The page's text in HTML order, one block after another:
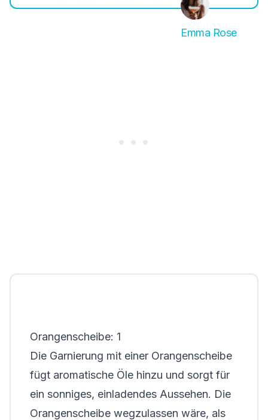
Emma Rose
Orangenscheibe: 1
Die Garnierung mit einer Orangenscheibe
fügt aromatische Öle hinzu und sorgt für
ein sonniges, einladendes Aussehen. Die
Orangenscheibe wegzulassen wäre, als